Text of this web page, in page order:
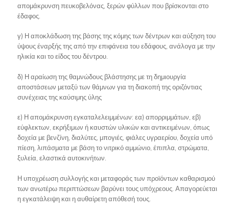
απομάκρυνση πευκοβελόνας, ξερών φύλλων που βρίσκονται στο
έδαφος.
γ) Η αποκλάδωση της βάσης της κόμης των δέντρων και αύξηση του
ύψους έναρξής της από την επιφάνεια του εδάφους, ανάλογα με την
ηλικία και το είδος του δέντρου.
δ) Η αραίωση της θαμνώδους βλάστησης με τη δημιουργία
αποστάσεων μεταξύ των θάμνων για τη διακοπή της οριζόντιας
συνέχειας της καύσιμης ύλης
ε) Η απομάκρυνση εγκαταλελειμμένων: εα) απορριμμάτων, εβ)
εύφλεκτων, εκρήξιμων ή καυστών υλικών και αντικειμένων, όπως
δοχεία με βενζίνη, διαλύτες, μπογιές, φιάλες υγραερίου, δοχεία υπό
πίεση, λιπάσματα με βάση το νιτρικό αμμώνιο, έπιπλα, στρώματα,
ξυλεία, ελαστικά αυτοκινήτων.
Η υποχρέωση συλλογής και μεταφοράς των προϊόντων καθαρισμού
των ανωτέρω περιπτώσεων βαρύνει τους υπόχρεους. Απαγορεύεται
η εγκατάλειψη και η αυθαίρετη απόθεσή τους.